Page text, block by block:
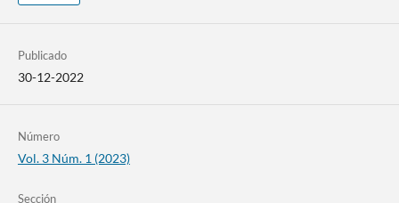
Publicado
30-12-2022
Número
Vol. 3 Núm. 1 (2023)
Sección